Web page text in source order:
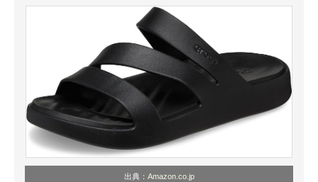
出典： Amazon.co.jp